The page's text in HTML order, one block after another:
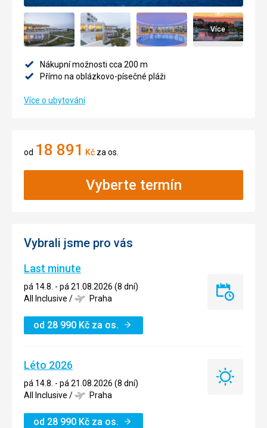
Více
Nákupní možnosti cca 200 m
Přímo na oblázkovo-písečné pláži
Více o ubytování
od 18 891 Kč za os.
Vyberte termín
Vybrali jsme pro vás
Last minute
pá 14.8. - pá 21.08.2026 (8 dní)
All Inclusive / Praha
od 28 990 Kč za os.
Last
Léto 2026
pá 14.8. - pá 21.08.2026 (8 dní)
All Inclusive / Praha
od 28 990 Kč za os.
Léto